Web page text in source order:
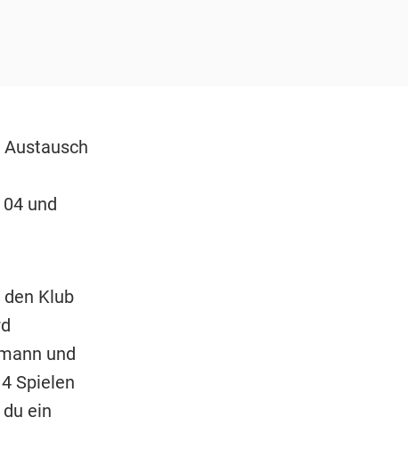
und
Klub
und
Spielen
ein